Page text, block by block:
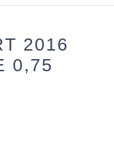
2016
0,75